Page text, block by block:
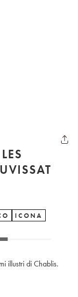
ICONA
illustri di Chablis.